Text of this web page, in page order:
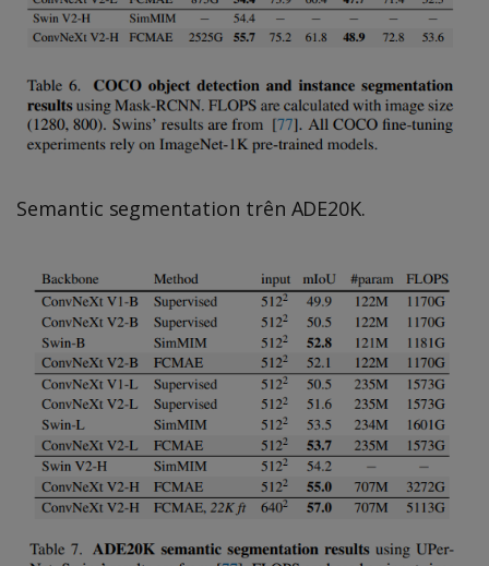
Semantic segmentation trên ADE20K.